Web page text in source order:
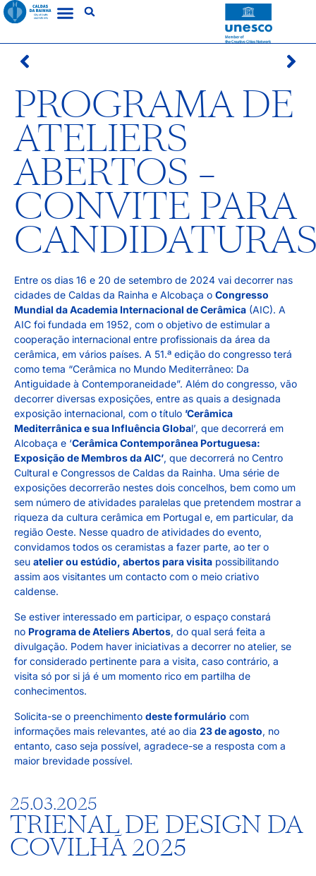
25.03.2025
TRIENAL DE DESIGN DA
COVILHÃ 2025
PROGRAMA DE
ATELIERS
ABERTOS –
CONVITE PARA
Entre os dias 16 e 20 de setembro de 2024 vai decorrer nas
cidades de Caldas da Rainha e Alcobaça o Congresso
Mundial da Academia Internacional de Cerâmica (AIC). A
AIC foi fundada em 1952, com o objetivo de estimular a
cooperação internacional entre profissionais da área da
cerâmica, em vários países. A 51.ª edição do congresso terá
como tema “Cerâmica no Mundo Mediterrâneo: Da
Antiguidade à Contemporaneidade”. Além do congresso, vão
decorrer diversas exposições, entre as quais a designada
exposição internacional, com o título ’Cerâmica
Mediterrânica e sua Influência Global’, que decorrerá em
Alcobaça e ‘Cerâmica Contemporânea Portuguesa:
Exposição de Membros da AIC’, que decorrerá no Centro
Cultural e Congressos de Caldas da Rainha. Uma série de
exposições decorrerão nestes dois concelhos, bem como um
sem número de atividades paralelas que pretendem mostrar a
riqueza da cultura cerâmica em Portugal e, em particular, da
região Oeste. Nesse quadro de atividades do evento,
convidamos todos os ceramistas a fazer parte, ao ter o
seu atelier ou estúdio, abertos para visita possibilitando
assim aos visitantes um contacto com o meio criativo
caldense.
Se estiver interessado em participar, o espaço constará
no Programa de Ateliers Abertos, do qual será feita a
divulgação. Podem haver iniciativas a decorrer no atelier, se
for considerado pertinente para a visita, caso contrário, a
visita só por si já é um momento rico em partilha de
conhecimentos.
Solicita-se o preenchimento deste formulário com
informações mais relevantes, até ao dia 23 de agosto, no
entanto, caso seja possível, agradece-se a resposta com a
maior brevidade possível.